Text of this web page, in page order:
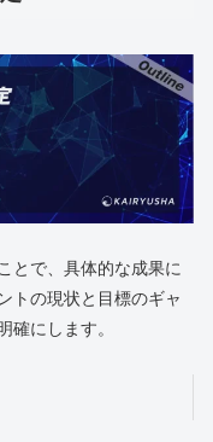
とで、具体的な成果に
トの現状と目標のギャ
確にします。